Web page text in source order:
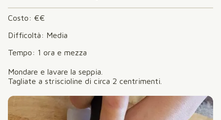
Costo: €€
Difficoltà: Media
Tempo: 1 ora e mezza
Mondare e lavare la seppia.
Tagliate a striscioline di circa 2 centrimenti.